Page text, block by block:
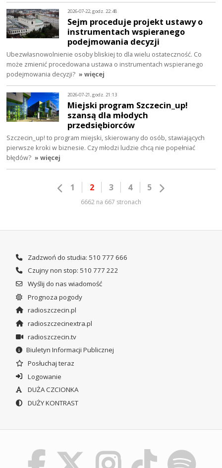
2026-07-22, godz. 22:48
Sejm proceduje projekt ustawy o
instrumentach wspieranego
podejmowania decyzji
Ubezwłasnowolnienie osoby bliskiej to dla wielu ostateczność. Co
może zmienić procedowana ustawa o instrumentach wspieranego
podejmowania decyzji? » więcej
2026-07-21, godz. 21:13
Miejski program Szczecin_up!
szansą dla młodych
przedsiębiorców
Szczecin_up! to program miejski, skierowany do osób, stawiających
pierwsze kroki w biznesie. Czy młodzi ludzie chcą nie popełniać
błędów? » więcej
1 2 3 4 5
6662 na 667 stronach
Zadzwoń do studia: 510 777 666
Czujny non stop: 510 777 222
Wyślij do nas wiadomość
Prognoza pogody
radioszczecin.pl
radioszczecinextra.pl
radioszczecin.tv
Biuletyn Informacji Publicznej
Posłuchaj teraz
Logowanie
DUŻA CZCIONKA
DUŻY KONTRAST